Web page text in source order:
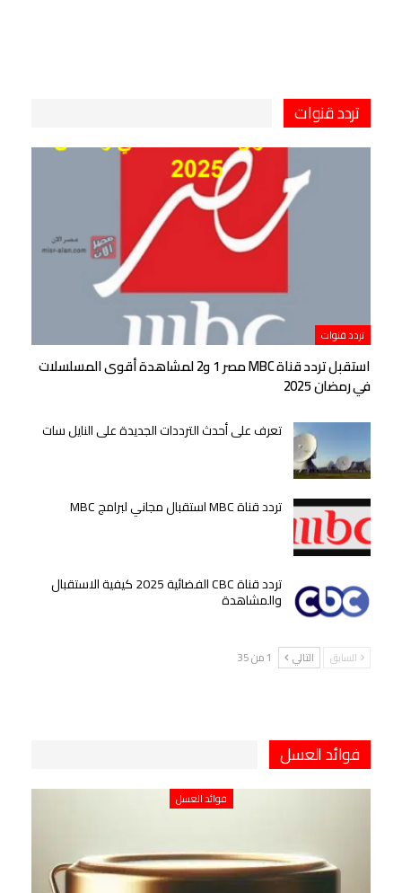
تردد قنوات
تردد قنوات
استقبل تردد قناة MBC مصر 1 و2 لمشاهدة أقوى المسلسلات
في رمضان 2025
تعرف على أحدث الترددات الجديدة على النايل سات
تردد قناة MBC استقبال مجاني لبرامج MBC
تردد قناة CBC الفضائية 2025 كيفية الاستقبال
والمشاهدة
السابق التالي 1 من 35
فوائد العسل
فوائد العسل